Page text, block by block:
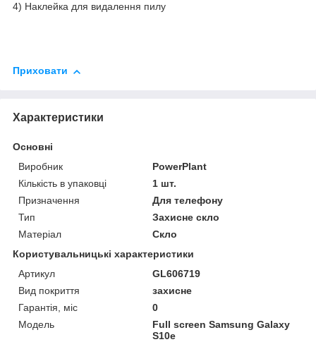
4) Наклейка для видалення пилу
Приховати
Характеристики
Основні
Виробник
PowerPlant
Кількість в упаковці
1 шт.
Призначення
Для телефону
Тип
Захисне скло
Матеріал
Скло
Користувальницькі характеристики
Артикул
GL606719
Вид покриття
захисне
Гарантія, міс
0
Мoдель
Full screen Samsung Galaxy
S10e